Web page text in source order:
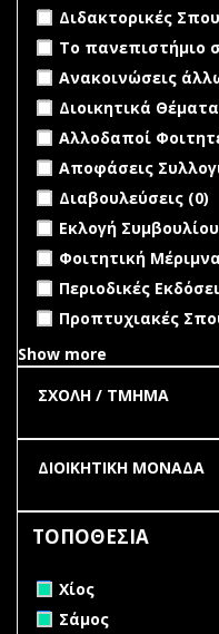
Apply Διδακτορικές
Διδακτορικές
Apply Το
Το πανεπιστήμιο
Apply Ανακοινώσεις
Ανακοινώσεις
Apply Διοικητικά
Διοικητικά
undefined
Αλλοδαποί
undefined
Αποφάσεις
undefined
Διαβουλεύσεις (0)
undefined
Εκλογή
undefined
Φοιτητική
undefined
Περιοδικές
undefined
Προπτυχιακές
Show more
ΤΟΠΟΘΕΣΙΑ
Remove Χίος filter
Χίος
Remove Σάμος filter
Σάμος